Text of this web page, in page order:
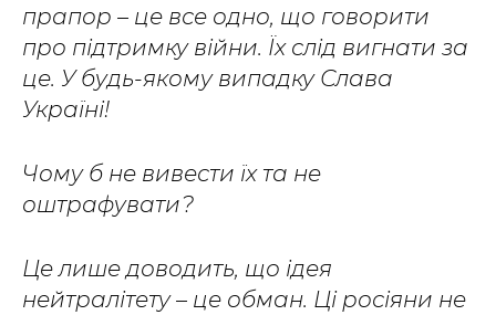
прапор – це все одно, що говорити
про підтримку війни. Їх слід вигнати за
це. У будь-якому випадку Слава
Україні!
Чому б не вивести їх та не
оштрафувати?
Це лише доводить, що ідея
нейтралітету – це обман. Ці росіяни не